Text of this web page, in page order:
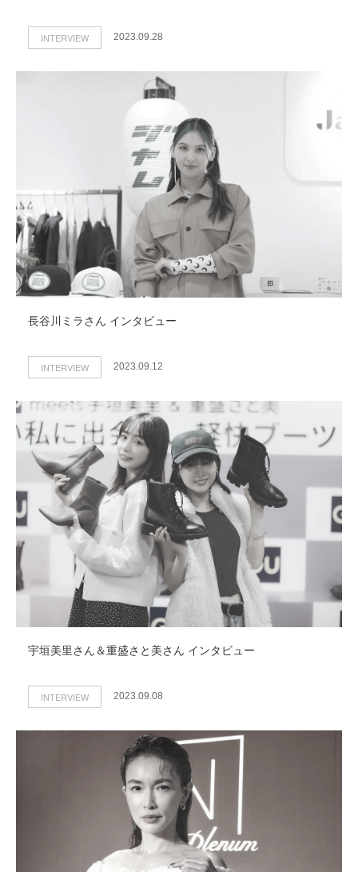
INTERVIEW 2023.09.28
長谷川ミラさん インタビュー
INTERVIEW 2023.09.12
宇垣美里さん＆重盛さと美さん インタビュー
INTERVIEW 2023.09.08